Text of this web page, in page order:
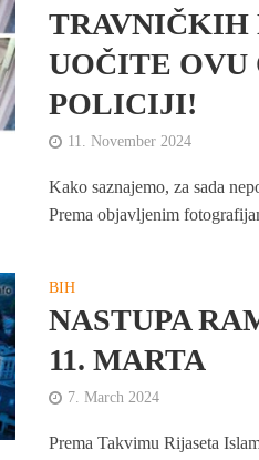
UOČITE OVU
POLICIJI!
11. November 2024
Kako saznajemo, za sada
Prema objavljenim
BIH
NASTUPA
11. MARTA
7. March 2024
Prema Takvimu Rijaseta